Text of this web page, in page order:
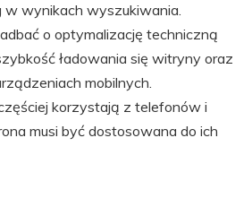
w wynikach wyszukiwania.
o optymalizację techniczną
ładowania się witryny oraz
mobilnych.
korzystają z telefonów i
musi być dostosowana do ich